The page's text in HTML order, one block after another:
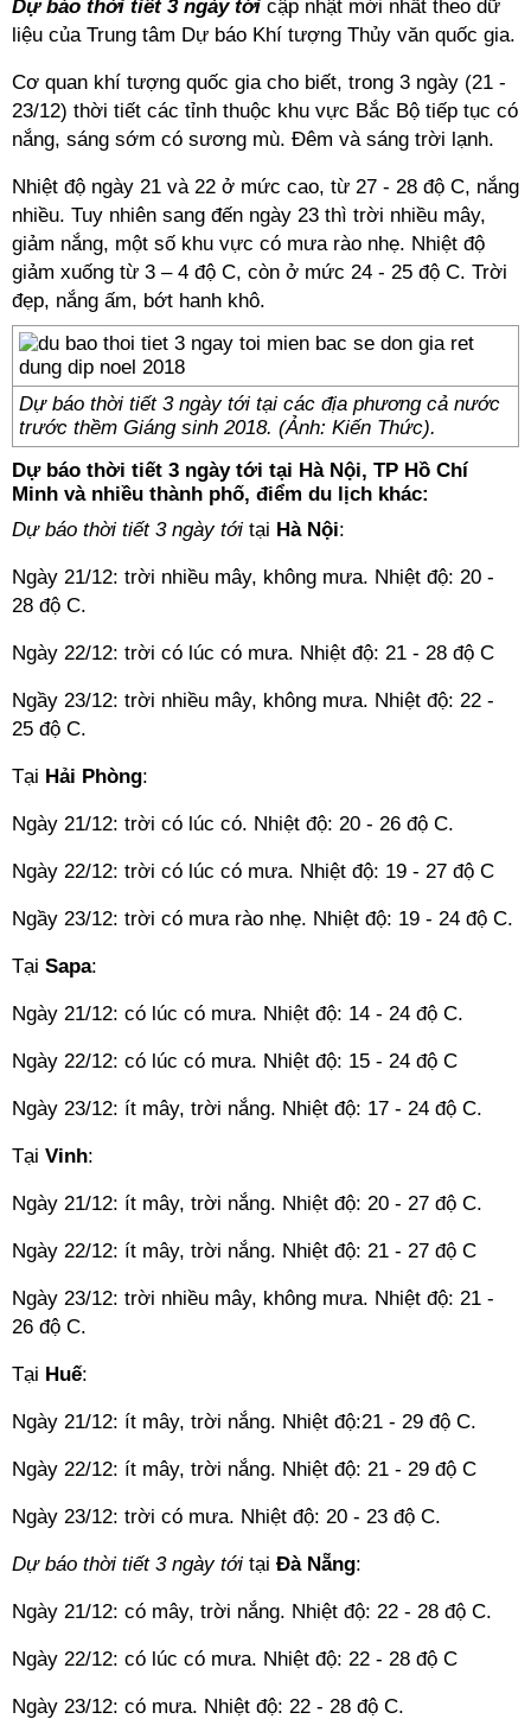
Dự báo thời tiết 3 ngày tới cập nhật mới nhất theo dữ
liệu của Trung tâm Dự báo Khí tượng Thủy văn quốc gia.
Cơ quan khí tượng quốc gia cho biết, trong 3 ngày (21 -
23/12) thời tiết các tỉnh thuộc khu vực Bắc Bộ tiếp tục có
nắng, sáng sớm có sương mù. Đêm và sáng trời lạnh.
Nhiệt độ ngày 21 và 22 ở mức cao, từ 27 - 28 độ C, nắng
nhiều. Tuy nhiên sang đến ngày 23 thì trời nhiều mây,
giảm nắng, một số khu vực có mưa rào nhẹ. Nhiệt độ
giảm xuống từ 3 – 4 độ C, còn ở mức 24 - 25 độ C. Trời
đẹp, nắng ấm, bớt hanh khô.
Dự báo thời tiết 3 ngày tới tại các địa phương cả nước
trước thềm Giáng sinh 2018. (Ảnh: Kiến Thức).
Dự báo thời tiết 3 ngày tới tại Hà Nội, TP Hồ Chí
Minh và nhiều thành phố, điểm du lịch khác:
Dự báo thời tiết 3 ngày tới tại Hà Nội:
Ngày 21/12: trời nhiều mây, không mưa. Nhiệt độ: 20 -
28 độ C.
Ngày 22/12: trời có lúc có mưa. Nhiệt độ: 21 - 28 độ C
Ngầy 23/12: trời nhiều mây, không mưa. Nhiệt độ: 22 -
25 độ C.
Tại Hải Phòng:
Ngày 21/12: trời có lúc có. Nhiệt độ: 20 - 26 độ C.
Ngày 22/12: trời có lúc có mưa. Nhiệt độ: 19 - 27 độ C
Ngầy 23/12: trời có mưa rào nhẹ. Nhiệt độ: 19 - 24 độ C.
Tại Sapa:
Ngày 21/12: có lúc có mưa. Nhiệt độ: 14 - 24 độ C.
Ngày 22/12: có lúc có mưa. Nhiệt độ: 15 - 24 độ C
Ngày 23/12: ít mây, trời nắng. Nhiệt độ: 17 - 24 độ C.
Tại Vinh:
Ngày 21/12: ít mây, trời nắng. Nhiệt độ: 20 - 27 độ C.
Ngày 22/12: ít mây, trời nắng. Nhiệt độ: 21 - 27 độ C
Ngày 23/12: trời nhiều mây, không mưa. Nhiệt độ: 21 -
26 độ C.
Tại Huế:
Ngày 21/12: ít mây, trời nắng. Nhiệt độ:21 - 29 độ C.
Ngày 22/12: ít mây, trời nắng. Nhiệt độ: 21 - 29 độ C
Ngày 23/12: trời có mưa. Nhiệt độ: 20 - 23 độ C.
Dự báo thời tiết 3 ngày tới tại Đà Nẵng:
Ngày 21/12: có mây, trời nắng. Nhiệt độ: 22 - 28 độ C.
Ngày 22/12: có lúc có mưa. Nhiệt độ: 22 - 28 độ C
Ngày 23/12: có mưa. Nhiệt độ: 22 - 28 độ C.